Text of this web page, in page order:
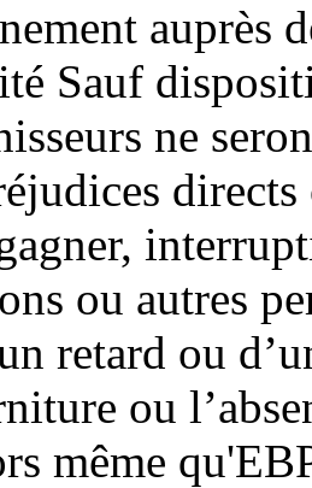
Sauf
ne
ou autres
retard ou
ou
même